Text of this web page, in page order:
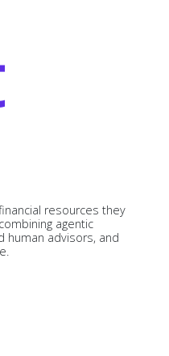
resources they
agentic
human advisors, and